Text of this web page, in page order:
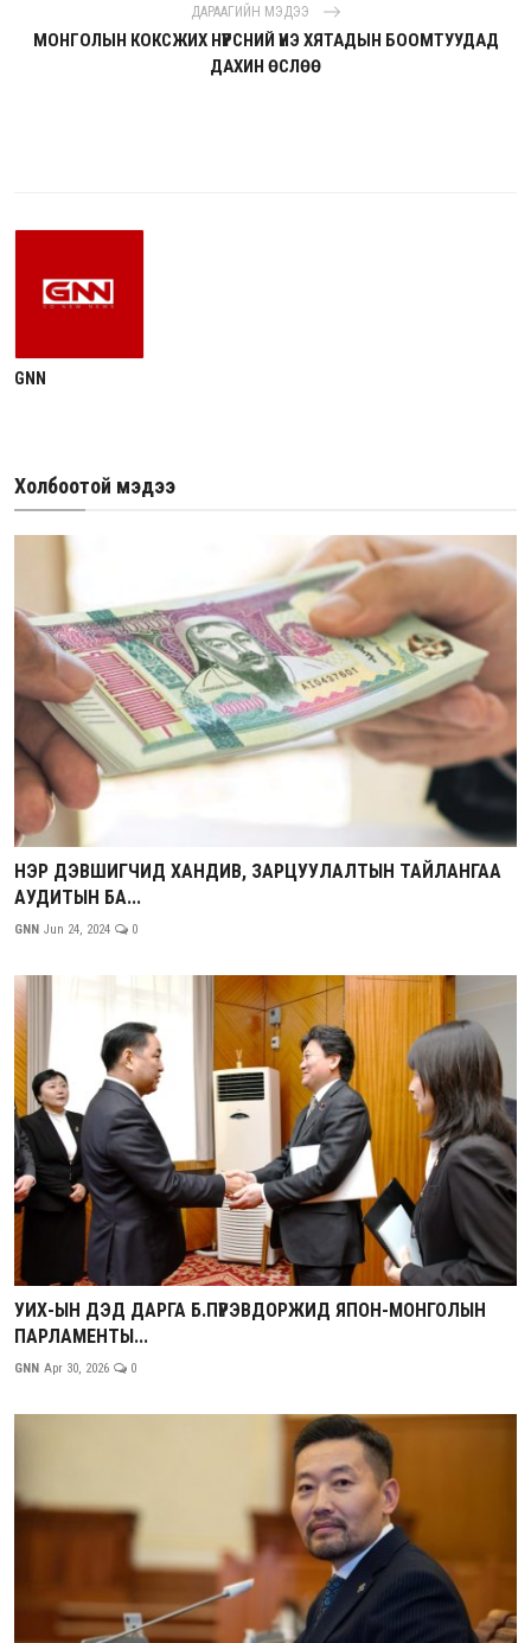
ДАРААГИЙН МЭДЭЭ
МОНГОЛЫН КОКСЖИХ НҮҮРСНИЙ ҮНЭ ХЯТАДЫН БООМТУУДАД
ДАХИН ӨСЛӨӨ
GNN
Холбоотой мэдээ
НЭР ДЭВШИГЧИД ХАНДИВ, ЗАРЦУУЛАЛТЫН ТАЙЛАНГАА
АУДИТЫН БА...
GNN Jun 24, 2024 0
УИХ-ЫН ДЭД ДАРГА Б.ПҮРЭВДОРЖИД ЯПОН-МОНГОЛЫН
ПАРЛАМЕНТЫ...
GNN Apr 30, 2026 0